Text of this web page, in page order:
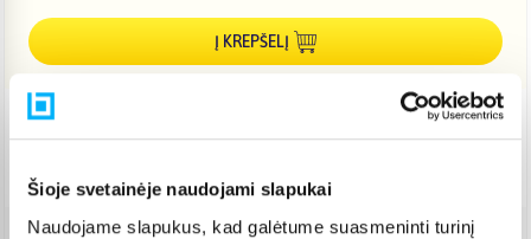
Šioje svetainėje naudojami slapukai
Naudojame slapukus, kad galėtume suasmeninti turinį
Į KREPŠELĮ